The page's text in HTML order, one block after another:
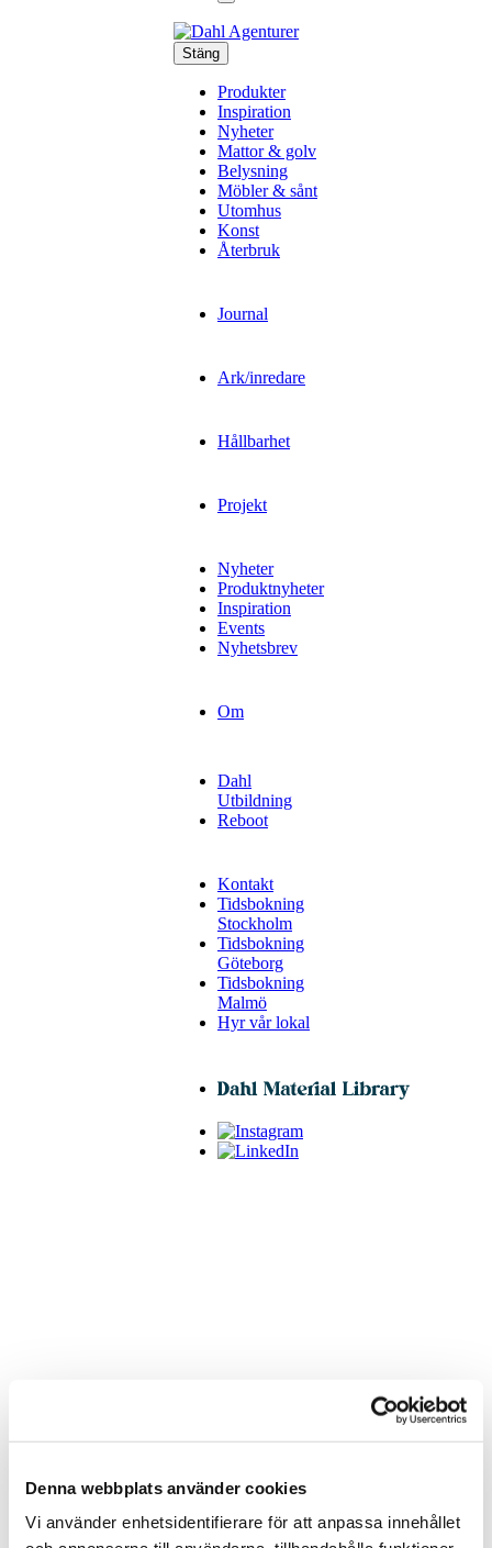
Denna webbplats använder cookies
Vi använder enhetsidentifierare för att anpassa innehållet
Stäng
Produkter
Inspiration
Nyheter
Mattor & golv
Belysning
Möbler & sånt
Utomhus
Konst
Återbruk
Journal
Ark/inredare
Hållbarhet
Projekt
Nyheter
Produktnyheter
Inspiration
Events
Nyhetsbrev
Om
Dahl
Utbildning
Reboot
Kontakt
Tidsbokning
Stockholm
Tidsbokning
Göteborg
Tidsbokning
Malmö
Hyr vår lokal